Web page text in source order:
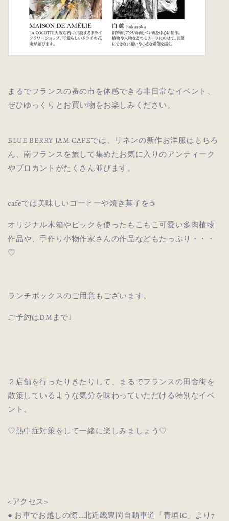
まるでフランスの蚤の市を体感できる非日常なイベント、
ぜひゆっくりとお買い物をお楽しみください。
BLUE BERRY JAM CAFEでは、
リネンの新作お洋服はもちろ
ん、南フランスを旅して集めたお気に入りのアンティーク
やブロカントがたくさん並びます。
cafeでは美味しいコーヒーや焼き菓子を☕️
オリジナル木箱やピックを使ったもこもこ可愛い多肉植物
作品や、手作り小物作家さんの作品などもたっぷり・・・
♡
ランチボックスのご用意もございます。
ご予約はDMまで♩
２店舗を行ったりきたりして、まるでフランスの田舎街を
散策しているような気分を味わっていただける特別なイベ
ント。
♡熱中症対策をして一緒に楽しみましょう♡
<アクセス>
● お車でお越しの際…北近畿豊岡自動車道「青垣IC」より7